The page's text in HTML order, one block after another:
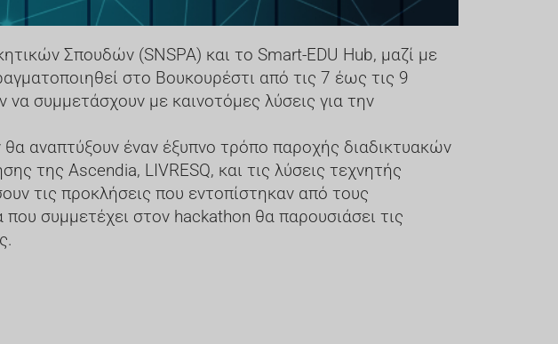
Σπουδών (SNSPA) και το Smart-EDU Hub, μαζί με
στο Βουκουρέστι από τις 7 έως τις 9
συμμετάσχουν με καινοτόμες λύσεις για την
αναπτύξουν έναν έξυπνο τρόπο παροχής διαδικτυακών
της Ascendia, LIVRESQ, και τις λύσεις τεχνητής
τις προκλήσεις που εντοπίστηκαν από τους
συμμετέχει στον hackathon θα παρουσιάσει τις